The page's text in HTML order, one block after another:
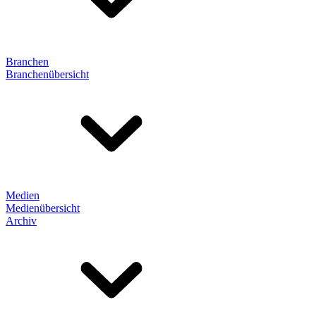
Branchen
Branchenübersicht
Medien
Medienübersicht
Archiv